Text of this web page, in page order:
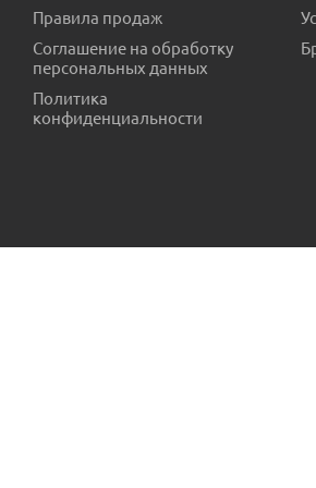
Обратный клапан резиновый для
Правила продаж
Соглашение на обработку
персональных данных
Политика
конфиденциальности